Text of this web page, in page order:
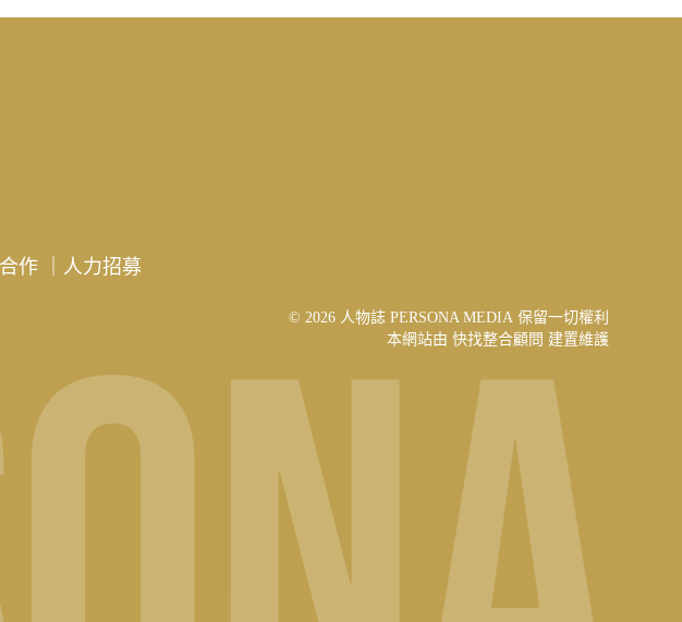
作 人力招募
© 2026 人物誌 PERSONA MEDIA 保留一切權利
本網站由 快找整合顧問 建置維護